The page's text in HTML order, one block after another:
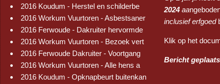
2016 Koudum - Herstel en schilderbe
2016 Workum Vuurtoren - Asbestsaner
2016 Ferwoude - Dakruiter hervormde
2016 Workum Vuurtoren - Bezoek vert
2016 Ferwoude Dakruiter - Voortgang
2016 Workum Vuurtoren - Alle hens a
2016 Koudum - Opknapbeurt buitenkan
2024 aa
inclusief erfgoed
Klik op het
Bericht